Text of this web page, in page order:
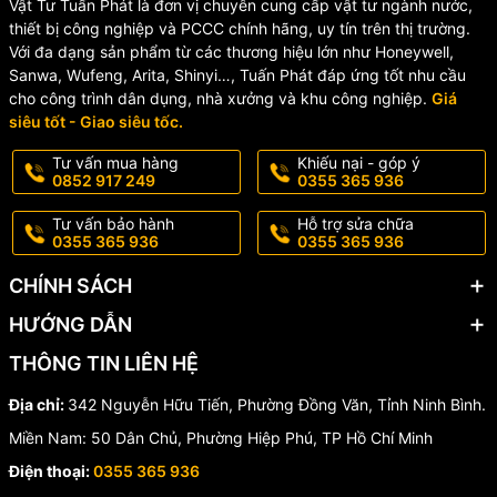
Hệ thống dẫn nước sạch và nước thải : Khớp nối được sử
dụng để kết nối giữa các đường ống trong các hệ thống cấp
nước hoặc xử lý nước thải.
Nông nghiệp và tưới tiêu
tiêu tự động, kết nối các ống mềm và thiết bị phun tưới.
Ứng dụng trong ngành thực phẩm và dược phẩm
inox 304 dễ dàng làm sạch và không bị ảnh hưởng bởi các
hóa chất, rất phù hợp với các yêu cầu vệ sinh trong ngành
thực phẩm và dược phẩm.
Lợi ích:
Tiết kiệm thời gian và công sức
trình lắp đặt và tháo gỡ các thiết bị trở nên dễ dàng và nhanh
chóng, không cần dụng cụ đặc biệt.
Chống ăn mòn và bền bỉ: Với inox 304, sản phẩm có khả
năng chống lại sự ăn mòn, oxi hóa, giúp tăng tuổi thọ và bảo
vệ hệ thống khỏi sự hư hại.
Vật Tư Tuấn Phát là đơn vị chuyên cung cấp vật tư ngành nước,
thiết bị công nghiệp và PCCC chính hãng, uy tín trên thị trường.
Với đa dạng sản phẩm từ các thương hiệu lớn như Honeywell,
Sanwa, Wufeng, Arita, Shinyi…, Tuấn Phát đáp ứng tốt nhu cầu
cho công trình dân dụng, nhà xưởng và khu công nghiệp. Giá
siêu tốt - Giao siêu tốc.
Tư vấn mua hàng
0852 917 249
Khiếu nại - góp ý
0355 365 936
Tư vấn bảo hành
0355 365 936
Hỗ trợ sửa chữa
0355 365 936
CHÍNH SÁCH
HƯỚNG DẪN
THÔNG TIN LIÊN HỆ
Địa chỉ: 342 Nguyễn Hữu Tiến, Phường Đồng Văn, Tỉnh Ninh Bình.
Miền Nam: 50 Dân Chủ, Phường Hiệp Phú, TP Hồ Chí Minh
Điện thoại:0355 365 936